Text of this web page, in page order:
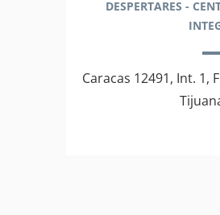
DESPERTARES -
Caracas 12491, Int. 1,